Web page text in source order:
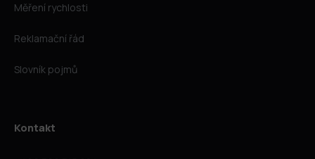
Měření rychlosti
Reklamační řád
Slovník pojmů
Kontakt